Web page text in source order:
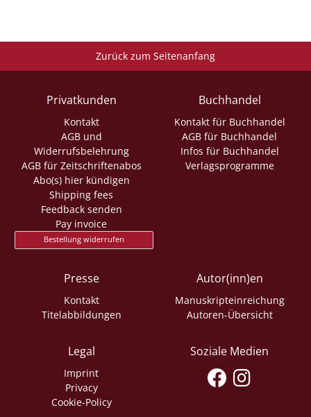
Zurück zum Seitenanfang
Privatkunden
Kontakt
AGB und
Widerrufsbelehrung
AGB für Zeitschriftenabos
Abo(s) hier kündigen
Shipping fees
Feedback senden
Pay invoice
Bestellung widerrufen
Buchhandel
Kontakt für Buchhandel
AGB für Buchhandel
Infos für Buchhandel
Verlagsprogramme
Presse
Kontakt
Titelabbildungen
Autor(inn)en
Manuskripteinreichung
Autoren-Übersicht
Legal
Imprint
Privacy
Cookie-Policy
Soziale Medien